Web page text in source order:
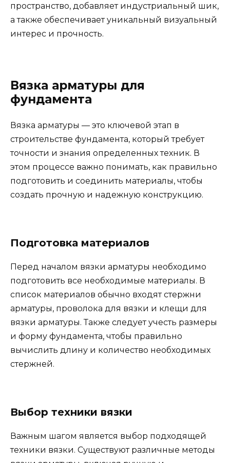
пространство, добавляет индустриальный шик,
а также обеспечивает уникальный визуальный
интерес и прочность.
Вязка арматуры для
фундамента
Вязка арматуры — это ключевой этап в
строительстве фундамента, который требует
точности и знания определенных техник. В
этом процессе важно понимать, как правильно
подготовить и соединить материалы, чтобы
создать прочную и надежную конструкцию.
Подготовка материалов
Перед началом вязки арматуры необходимо
подготовить все необходимые материалы. В
список материалов обычно входят стержни
арматуры, проволока для вязки и клещи для
вязки арматуры. Также следует учесть размеры
и форму фундамента, чтобы правильно
вычислить длину и количество необходимых
стержней.
Выбор техники вязки
Важным шагом является выбор подходящей
техники вязки. Существуют различные методы